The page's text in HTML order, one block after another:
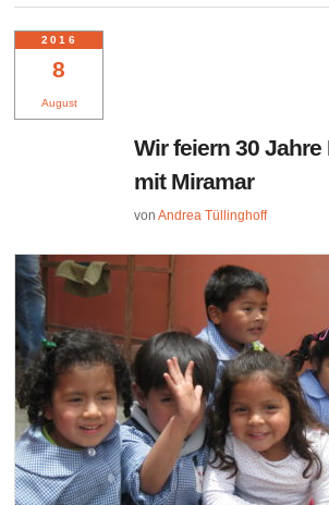
8
August
2016
Wir feiern 30
mit Miramar
vonAndrea Tüllinghoff